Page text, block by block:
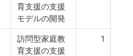
育支援の支援
モデルの開発
訪問型家庭教
育支援の支援
1